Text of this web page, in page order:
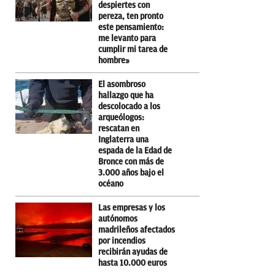
despiertes con
pereza, ten pronto
este pensamiento:
me levanto para
cumplir mi tarea de
hombre»
El asombroso
hallazgo que ha
descolocado a los
arqueólogos:
rescatan en
Inglaterra una
espada de la Edad de
Bronce con más de
3.000 años bajo el
océano
Las empresas y los
autónomos
madrileños afectados
por incendios
recibirán ayudas de
hasta 10.000 euros